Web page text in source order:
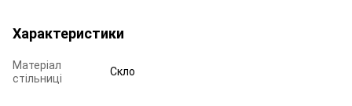
Характеристики
Матеріал
стільниці
Скло